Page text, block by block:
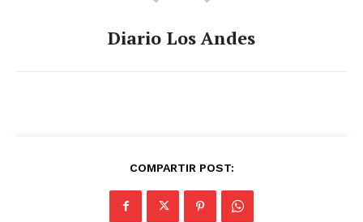
Diario Los Andes
COMPARTIR POST: